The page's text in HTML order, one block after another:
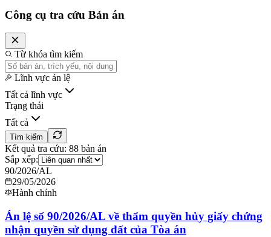
Công cụ tra cứu Bản án
Từ khóa tìm kiếm
Lĩnh vực án lệ
Tất cả lĩnh vực
Trạng thái
Tất cả
Tìm kiếm
Kết quả tra cứu: 88 bản án
Sắp xếp:
90/2026/AL
29/05/2026
Hành chính
Án lệ số 90/2026/AL về thẩm quyền hủy giấy chứng
nhận quyền sử dụng đất của Tòa án